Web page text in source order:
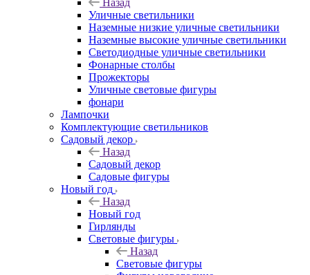
Назад
Уличные светильники
Наземные низкие уличные светильники
Наземные высокие уличные светильники
Светодиодные уличные светильники
Фонарные столбы
Прожекторы
Уличные световые фигуры
фонари
Лампочки
Комплектующие светильников
Садовый декор
Назад
Садовый декор
Садовые фигуры
Новый год
Назад
Новый год
Гирлянды
Световые фигуры
Назад
Световые фигуры